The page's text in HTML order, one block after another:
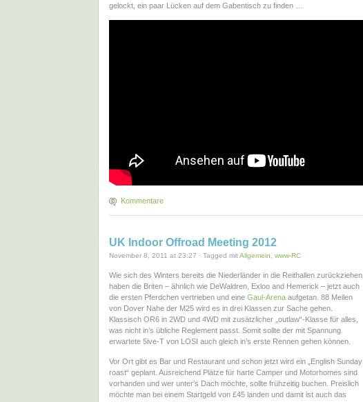
gelockt, ein paar Lücken auf dem Gabentisch zu finden …
Kommentare
UK Indoor Offroad Meeting 2012
November 8, 2011 at 23:27 · Tagged mitAllgemein www-RC
Wie sich des Winters bereits die Niederländer in die Reithallen zurückziehen,
haben die Briten – ähnlich wie DeWaldren, Exloo and Hemerick – jetzt auch
die ersten Pferdchen vertrieben und eine Gaul-Arena aufgetan. 88 Meilen
von Dover Nahe der M25 wird es in drei Klassen zur Sache gehen.
Klassisch OR6 in 2WD und 4WD mit zusätzlicher „outlaw“-Klasse für alles,
was nicht in’s übliche Reglement passt. Somit sollte der mit Spannung
erwartete 5ive-T von LOSI auch gleich in’s erste Rennen gehen können.
Vor Ort gibt es Bar und Restaurant und schon jetzt wird ein „English Sunday
roast“ geplant. Ausreichend Plätze für harte Camper und Motorhomes sind
vorhanden und wer unter’s Dach möchte, sollte frühzeitig buchen. Preislich
möchte man bei einem Startgeld von £45 landen und damit ist auch das